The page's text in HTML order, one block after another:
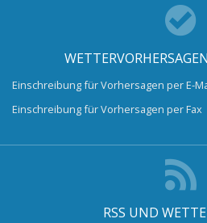
Einschreibung für Vorhersagen per E-
Einschreibung für Vorhersagen per Fax
RSS UND